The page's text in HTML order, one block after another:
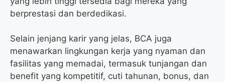
berprestasi dan berdedikasi.
Selain jenjang karir yang jelas, BCA juga
menawarkan lingkungan kerja yang nyaman dan
fasilitas yang memadai, termasuk tunjangan dan
benefit yang kompetitif, cuti tahunan, bonus, dan